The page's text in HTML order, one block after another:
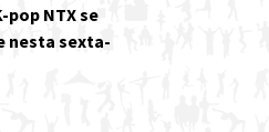
pop NTX se
nesta sexta-